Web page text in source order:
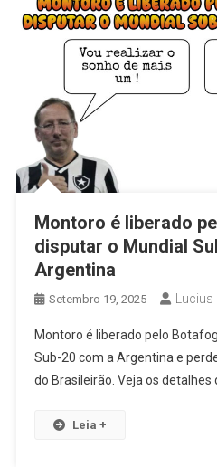
Montoro é liberado
disputar o Mundial
Argentina
Setembro 19, 2025 Lucius
Montoro é liberado pelo
Sub-20 com a Argentina e
do Brasileirão. Veja os detalhes
Leia +